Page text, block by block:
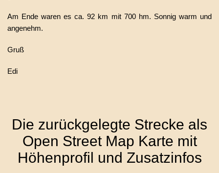
Am Ende waren es ca. 92 km mit 700 hm. Sonnig warm und
angenehm.
Gruß
Edi
Die zurückgelegte Strecke als
Open Street Map Karte mit
Höhenprofil und Zusatzinfos